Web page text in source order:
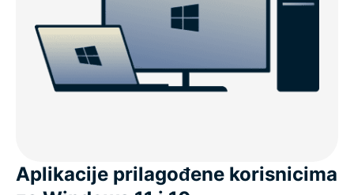
Aplikacije prilagođene korisnicima